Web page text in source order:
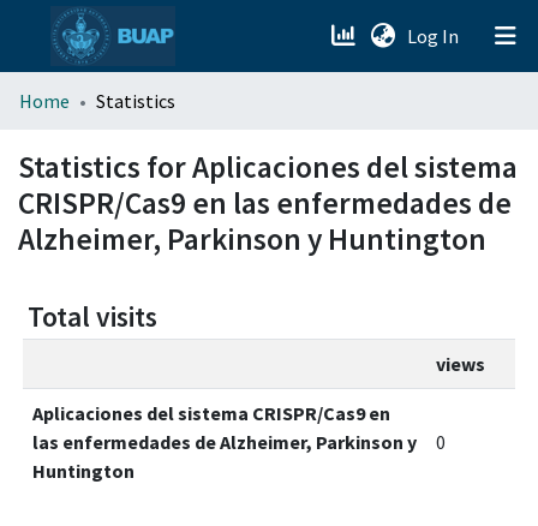
Log In (current)
menu.section.about_menu
All of DSpace
Home Statistics
Statistics for Aplicaciones del sistema
CRISPR/Cas9 en las enfermedades de
Alzheimer, Parkinson y Huntington
Total visits
views
Aplicaciones del sistema CRISPR/Cas9 en
las enfermedades de Alzheimer, Parkinson y
Huntington
0